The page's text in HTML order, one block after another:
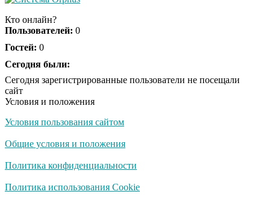
долго
Королева вагона
оставит равнодушным
США — Южной
всё, что я подарил —
Кто онлайн?
Пользователей: 0
Гостей: 0
Сегодня были:
Сегодня зарегистрированные пользователи не посещали
сайт
Условия и положения
Условия пользования сайтом
Общие условия и положения
Политика конфиденциальности
Политика использования Cookie